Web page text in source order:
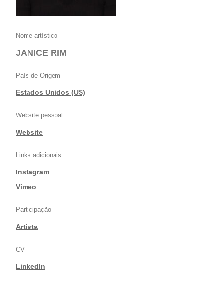
Nome artístico
JANICE RIM
País de Origem
Estados Unidos (US)
Website pessoal
Website
Links adicionais
Instagram
|Vimeo
Participação
Artista
CV
LinkedIn